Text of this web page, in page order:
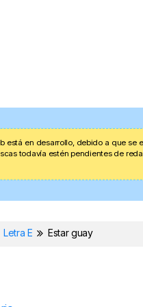
está en desarrollo, debido a que
todavía estén pendientes de
Letra E Estar guay